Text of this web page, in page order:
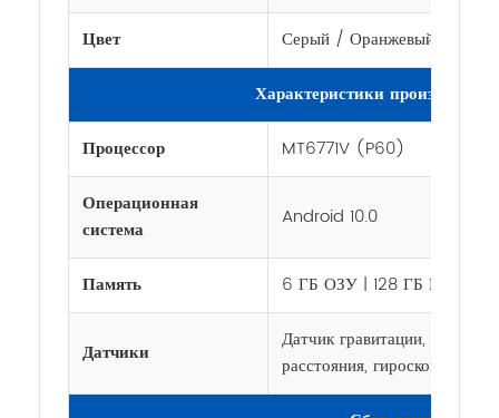
Цвет
Серый / Оранжевый
Характеристики
Процессор
MT6771V (P60)
Операционная
система
Android 10.0
Память 6 ГБ ОЗУ | 128 ГБ ПЗУ UFS
Датчики
Датчик гравитации, датчик
расстояния, гироскоп, компас